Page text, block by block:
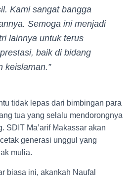
Kami sangat bangga
Semoga ini menjadi
lainnya untuk terus
baik di bidang
keislaman.”
tidak lepas dari bimbingan para
tua yang selalu mendorongnya
SDIT Ma’arif Makassar akan
generasi unggul yang
mulia.
biasa ini, akankah Naufal